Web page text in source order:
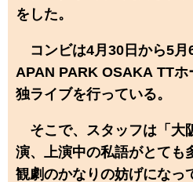
をした。
コンビは4月30日から5月
APAN PARK OSAKA TTホ
独ライブを行っている。
そこで、スタッフは「大
演、上演中の私語がとて
観劇のかなりの妨げになっ